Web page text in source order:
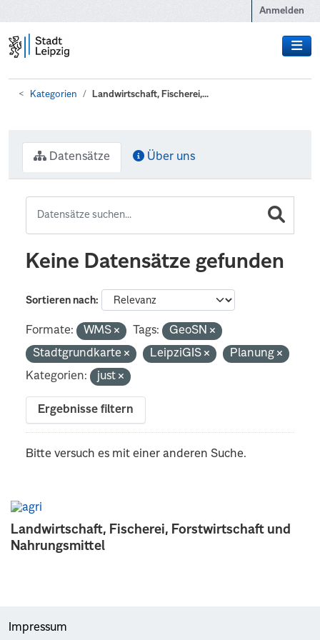
Anmelden
Kategorien Landwirtschaft, Fischerei,...
Landwirtschaft, Fischerei, Forstwirtschaft und
Nahrungsmittel
Datensätze Über uns
Keine Datensätze gefunden
Sortieren nach
Formate: WMS Tags:
GeoSN
Stadtgrundkarte
LeipziGIS
Planung
Kategorien:
just
Ergebnisse filtern
Bitte versuch es mit einer anderen Suche.
Impressum